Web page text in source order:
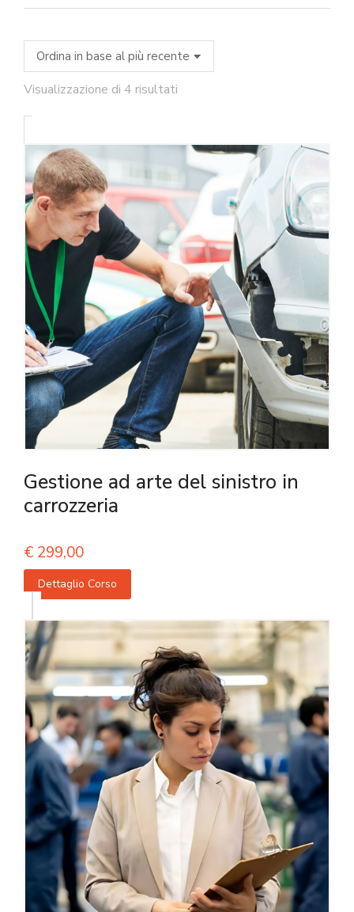
Visualizzazione di 4 risultati
Gestione ad arte del sinistro in
carrozzeria
€ 299,00
Dettaglio Corso